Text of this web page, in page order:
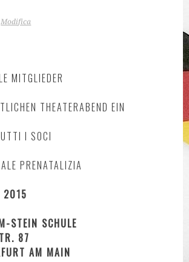
Modifica
MITGLIEDER
THEATERABEND EIN
I SOCI
PRENATALIZIA
2015
STEIN SCHULE
87
AM MAIN